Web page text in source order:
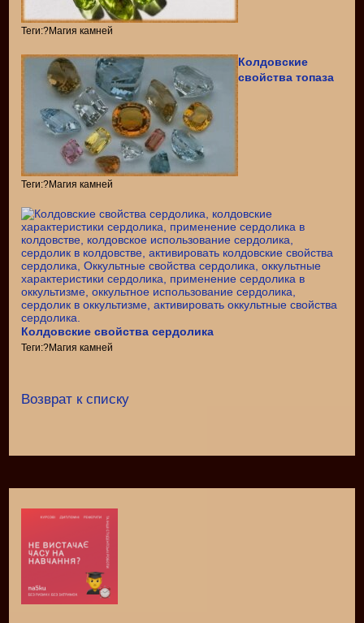
Теги:?Магия камней
Колдовские
свойства топаза
Теги:?Магия камней
Колдовские свойства сердолика
Теги:?Магия камней
Возврат к списку